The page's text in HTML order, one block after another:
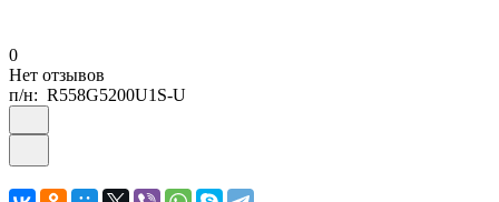
0
Нет отзывов
п/н: R558G5200U1S-U